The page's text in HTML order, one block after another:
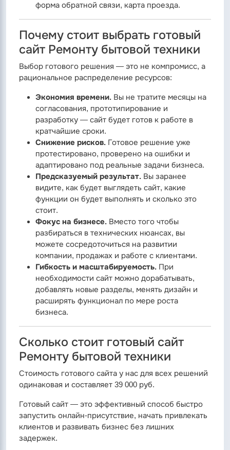
форма обратной связи, карта проезда.
Почему стоит выбрать готовый
сайт Ремонту бытовой техники
Выбор готового решения — это не компромисс, а
рациональное распределение ресурсов:
Экономия времени. Вы не тратите месяцы на
согласования, прототипирование и
разработку — сайт будет готов к работе в
кратчайшие сроки.
Снижение рисков. Готовое решение уже
протестировано, проверено на ошибки и
адаптировано под реальные задачи бизнеса.
Предсказуемый результат. Вы заранее
видите, как будет выглядеть сайт, какие
функции он будет выполнять и сколько это
стоит.
Фокус на бизнесе. Вместо того чтобы
разбираться в технических нюансах, вы
можете сосредоточиться на развитии
компании, продажах и работе с клиентами.
Гибкость и масштабируемость. При
необходимости сайт можно дорабатывать,
добавлять новые разделы, менять дизайн и
расширять функционал по мере роста
бизнеса.
Сколько стоит готовый сайт
Ремонту бытовой техники
Стоимость готового сайта у нас для всех решений
одинаковая и составляет 39 000 руб.
Готовый сайт — это эффективный способ быстро
запустить онлайн-присутствие, начать привлекать
клиентов и развивать бизнес без лишних
задержек.